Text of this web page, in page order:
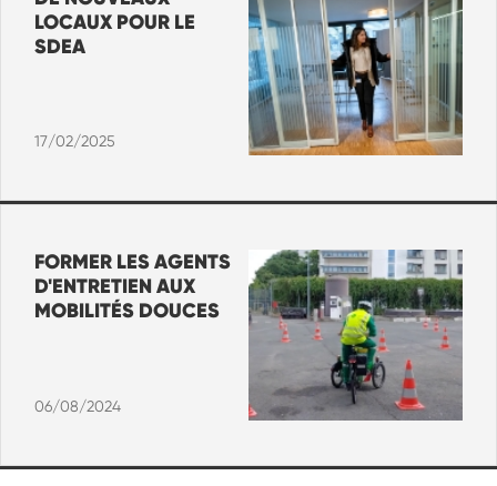
LOCAUX POUR LE
SDEA
17/02/2025
FORMER LES AGENTS
D'ENTRETIEN AUX
MOBILITÉS DOUCES
06/08/2024